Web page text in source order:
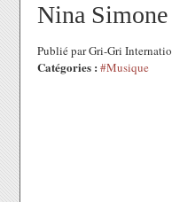
Nina Simone
Publié par Gri-Gri
Catégories : #Musique